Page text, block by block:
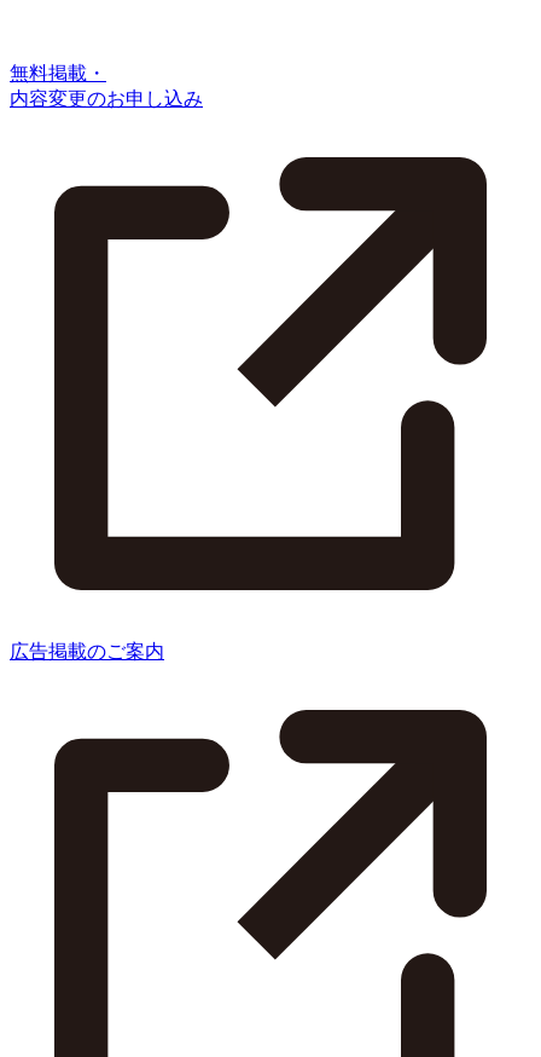
無料掲載・
内容変更のお申し込み
広告掲載のご案内